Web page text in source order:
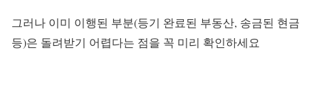
그러나 이미 이행된 부분(등기 완료된 부동산, 송금된 현금
등)은 돌려받기 어렵다는 점을 꼭 미리 확인하세요